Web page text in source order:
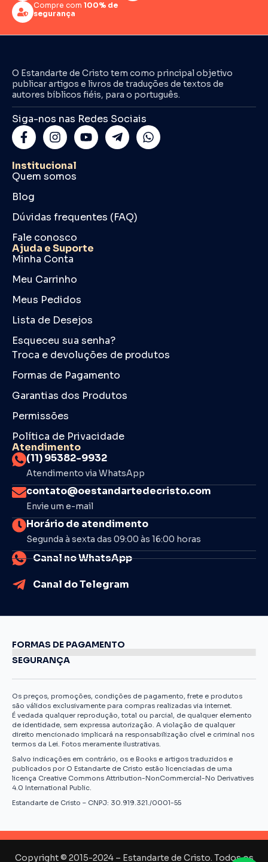
Compre com 100% de
segurança
O Estandarte de Cristo tem como principal objetivo
publicar artigos e livros de traduções de textos de
autores bíblicos fiéis, para o português.
Siga-nos nas Redes Sociais
Institucional
Quem somos
Blog
Dúvidas frequentes (FAQ)
Fale conosco
Ajuda e Suporte
Minha Conta
Meu Carrinho
Meus Pedidos
Lista de Desejos
Esqueceu sua senha?
Troca e devoluções de produtos
Formas de Pagamento
Garantias dos Produtos
Permissões
Política de Privacidade
Atendimento
(11) 95382-9932
Atendimento via WhatsApp
contato@oestandartedecristo.com
Envie um e-mail
Horário de atendimento
Segunda à sexta das 09:00 às 16:00 horas
Canal no WhatsApp
Canal do Telegram
FORMAS DE PAGAMENTO
SEGURANÇA
Os preços, promoções, condições de pagamento, frete e produtos
são válidos exclusivamente para compras realizadas via internet.
É vedada qualquer reprodução, total ou parcial, de qualquer elemento
de identidade, sem expressa autorização. A violação de qualquer
direito mencionado implicará na responsabilização cível e criminal nos
termos da Lei. Fotos meramente ilustrativas.
Salvo indicações em contrário, os e Books e artigos traduzidos e
publicados por O Estandarte de Cristo estão licenciadas de uma
licença Creative Commons Attribution-NonCommercial-No Derivatives
4.0 International Public.
Estandarte de Cristo – CNPJ: 30.919.321./0001-55
Copyright © 2015-2024 – Estandarte de Cristo. Todos os